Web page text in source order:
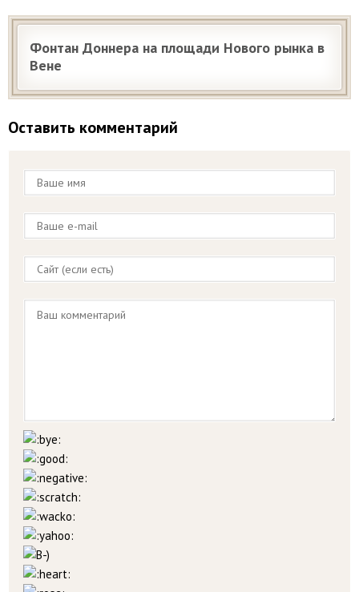
Фонтан Доннера на площади Нового рынка в
Вене
Оставить комментарий